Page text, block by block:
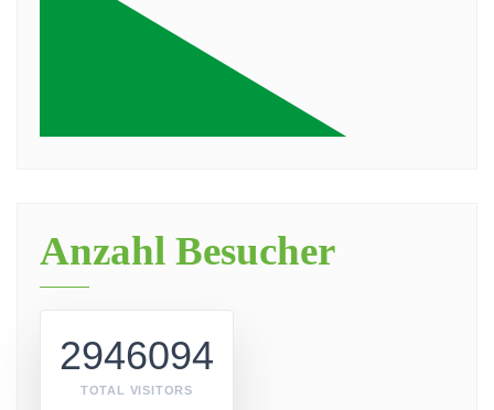
Anzahl Besucher
2946094
TOTAL VISITORS